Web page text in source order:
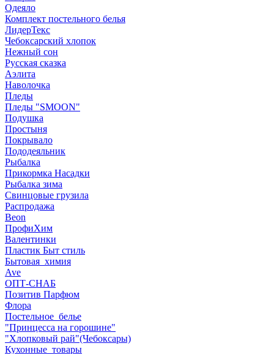
Одеяло
Комплект постельного белья
ЛидерТекс
Чебоксарский хлопок
Нежный сон
Русская сказка
Аэлита
Наволочка
Пледы
Пледы "SMOON"
Подушка
Простыня
Покрывало
Пододеяльник
Рыбалка
Прикормка Насадки
Рыбалка зима
Свинцовые грузила
Распродажа
Beon
ПрофиХим
Валентинки
Пластик Быт стиль
Бытовая_химия
Ave
ОПТ-СНАБ
Позитив Парфюм
Флора
Постельное_белье
"Принцесса на горошине"
"Хлопковый рай"(Чебоксары)
Кухонные_товары